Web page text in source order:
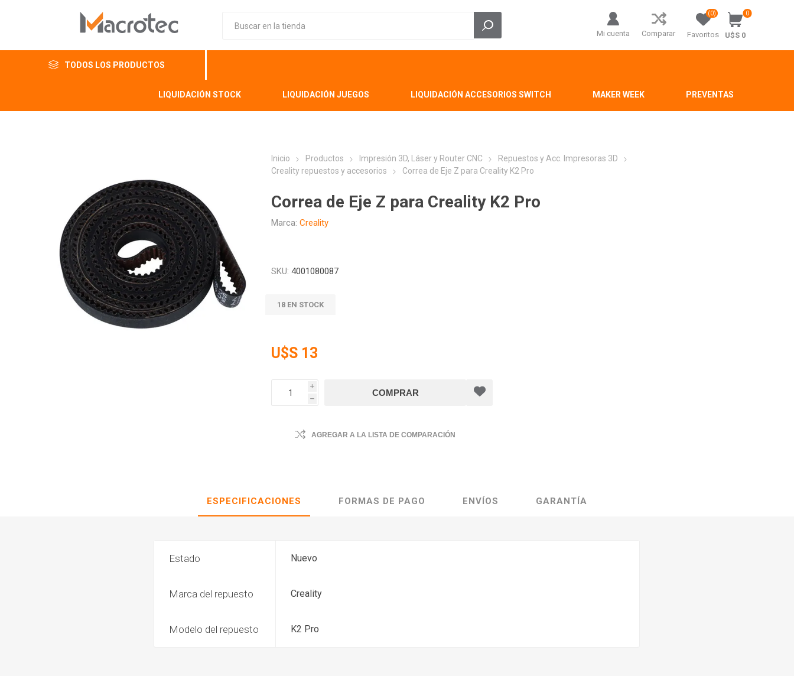
Mi cuenta Comparar Favoritos
(0) 0
U$S 0
TODOS LOS PRODUCTOS
LIQUIDACIÓN STOCK LIQUIDACIÓN JUEGOS LIQUIDACIÓN ACCESORIOS SWITCH MAKER WEEK PREVENTAS
Inicio Productos Impresión 3D, Láser y Router CNC
Repuestos y Acc. Impresoras 3D
Creality repuestos y accesorios
Correa de Eje Z para Creality K2 Pro
Correa de Eje Z para Creality K2 Pro
Marca: Creality
SKU: 4001080087
18 EN STOCK
U$S 13
i
h
AGREGAR A LA LISTA DE COMPARACIÓN
ESPECIFICACIONES FORMAS DE PAGO ENVÍOS GARANTÍA
Estado Nuevo
Marca del repuesto Creality
Modelo del repuesto K2 Pro